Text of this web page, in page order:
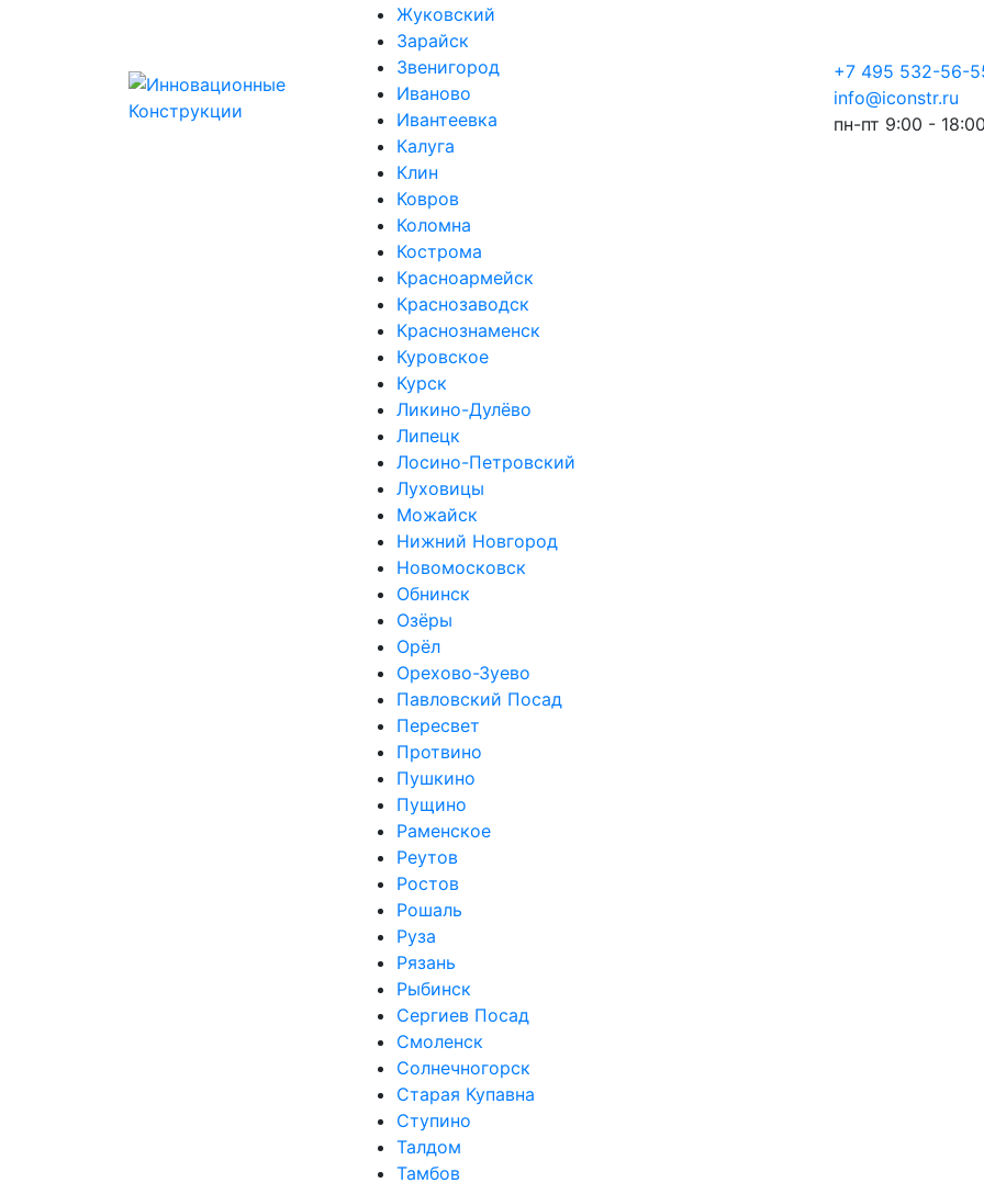
Жуковский
Зарайск
Звенигород
Иваново
Ивантеевка
Калуга
Клин
Ковров
Коломна
Кострома
Красноармейск
Краснозаводск
Краснознаменск
Куровское
Курск
Ликино-Дулёво
Липецк
Лосино-Петровский
Луховицы
Можайск
Нижний Новгород
Новомосковск
Обнинск
Озёры
Орёл
Орехово-Зуево
Павловский Посад
Пересвет
Протвино
Пушкино
Пущино
Раменское
Реутов
Ростов
Рошаль
Руза
Рязань
Рыбинск
Сергиев Посад
Смоленск
Солнечногорск
Старая Купавна
Ступино
Талдом
Тамбов
+7 495 532-56-
info@iconstr.ru
пн-пт 9:00 -